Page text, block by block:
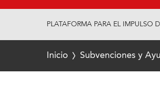
PLATAFORMA PARA EL IMPULSO
Inicio Subvenciones y